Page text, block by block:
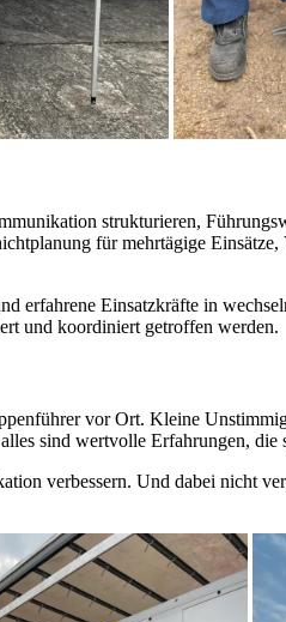
strukturieren,
für mehrtägige
Einsatzkräfte in
und koordiniert getroffen werden.
vor Ort. Kleine
sind wertvolle Erfahrungen, die
verbessern. Und dabei nicht